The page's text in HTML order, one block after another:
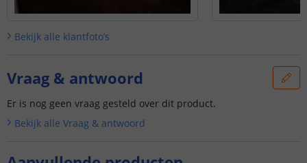
Bekijk alle klantfoto’s
Vraag & antwoord
Er is nog geen vraag gesteld over dit product.
Bekijk alle Vraag & antwoord